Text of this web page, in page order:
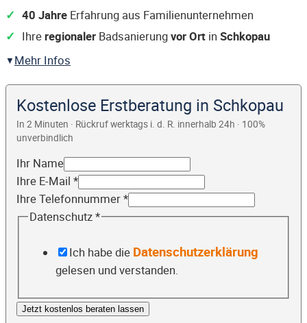
40 Jahre Erfahrung aus Familienunternehmen
Ihre regionaler Badsanierungvor Ort in Schkopau
Mehr Infos
Kostenlose Erstberatung in Schkopau
In 2 Minuten · Rückruf werktags i. d. R. innerhalb 24h · 100%
unverbindlich
Ihr Name
Ihre E-Mail *
Ihre Telefonnummer*
Datenschutz*
Ich habe die Datenschutzerklärung
gelesen und verstanden.
Jetzt kostenlos beraten lassen